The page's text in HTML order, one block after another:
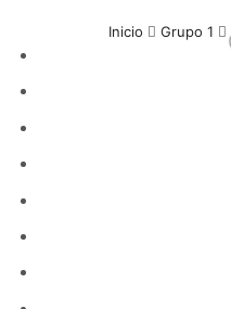
Inicio Grupo 1